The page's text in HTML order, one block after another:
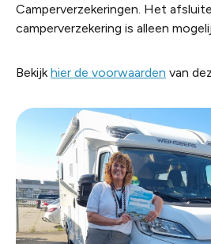
Camperverzekeringen. Het
camperverzekering is alleen
Bekijk hier de voorwaarden van